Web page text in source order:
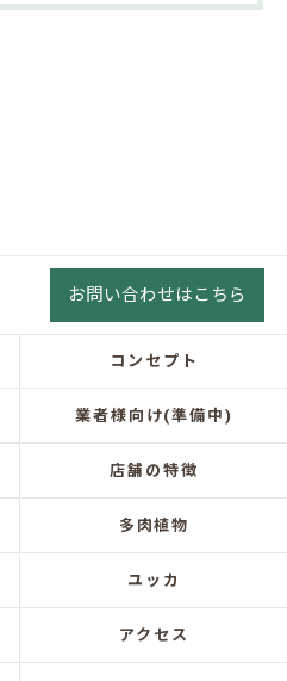
お問い合わせはこちら
コンセプト
業者様向け(準備中)
店舗の特徴
多肉植物
ユッカ
アクセス